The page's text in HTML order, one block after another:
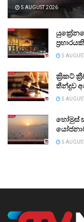
5 AUGUST 2026
5
ක්‍රිකට්
තීන්දුව
5
හෝමුස්
5